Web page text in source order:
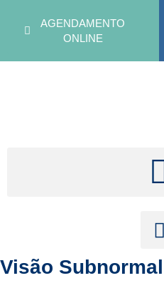
AGENDAMENTO
ONLINE
Visão Subnormal